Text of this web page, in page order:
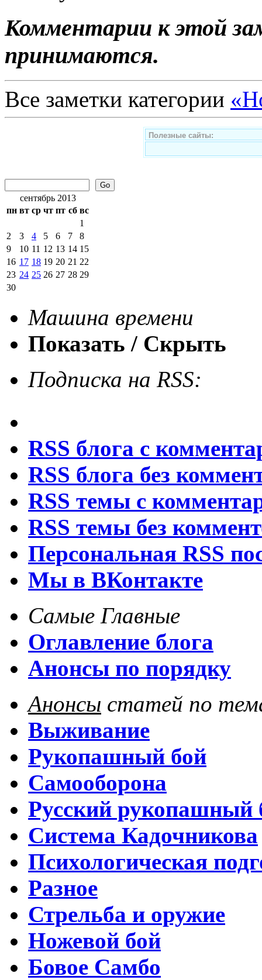
Комментарии к этой
принимаются.
Все заметки категории
Полезные сайты:
сентябрь2013
пн вт ср чт пт сб вс
1
2
3 4 5 6 7
8
9
10 11 12 13 14 15
16 17 18 19 20 21 22
23 24 25 26 27 28 29
30
Машина времени
Показать / Скрыть
Подписка на RSS:
RSS блога с
RSS блога без
RSS темы с
RSS темы без
Персональная RSS
Мы в ВКонтакте
Самые Главные
Оглавление блога
Анонсы по порядку
Анонсы статей по
Выживание
Рукопашный бой
Самооборона
Русский рукопашный
Система Кадочникова
Психологическая
Разное
Стрельба и оружие
Ножевой бой
Бовое Самбо